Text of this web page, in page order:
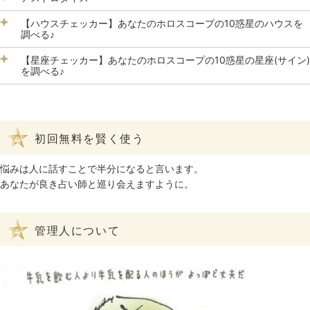
【ハウスチェッカー】あなたのホロスコープの10惑星のハウスを
調べる♪
【星座チェッカー】あなたのホロスコープの10惑星の星座(サイン)
を調べる♪
初回無料を賢く使う
悩みは人に話すことで半分になると言います。
あなたが良き占い師と巡り会えますように。
管理人について